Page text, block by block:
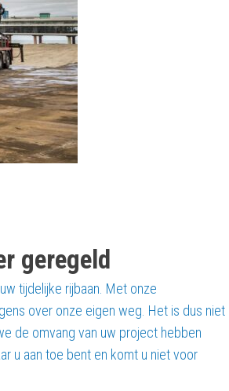
geregeld
tijdelijke rijbaan. Met onze
over onze eigen weg. Het is dus niet
de omvang van uw project hebben
u aan toe bent en komt u niet voor